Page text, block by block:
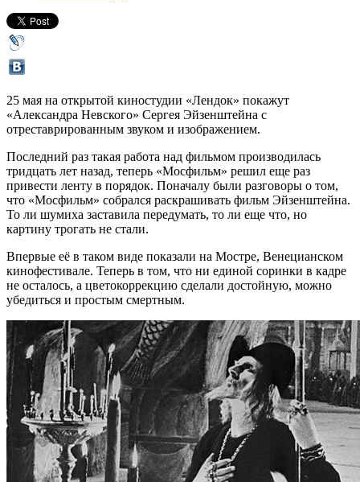
25 мая на открытой киностудии «Лендок» покажут
«Александра Невского» Сергея Эйзенштейна с
отреставрированным звуком и изображением.
Последний раз такая работа над фильмом производилась
тридцать лет назад, теперь «Мосфильм» решил еще раз
привести ленту в порядок. Поначалу были разговоры о том,
что «Мосфильм» собрался раскрашивать фильм Эйзенштейна.
То ли шумиха заставила передумать, то ли еще что, но
картину трогать не стали.
Впервые её в таком виде показали на Мостре, Венецианском
кинофестивале. Теперь в том, что ни единой соринки в кадре
не осталось, а цветокоррекцию сделали достойную, можно
убедиться и простым смертным.